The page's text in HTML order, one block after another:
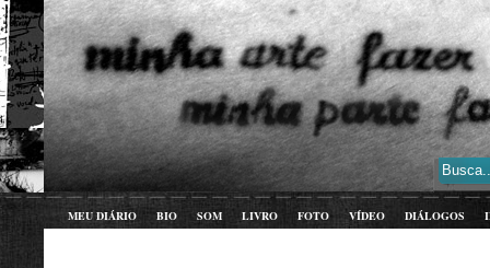
MEU DIÁRIO BIO SOM LIVRO FOTO VÍDEO DIÁLOGOS